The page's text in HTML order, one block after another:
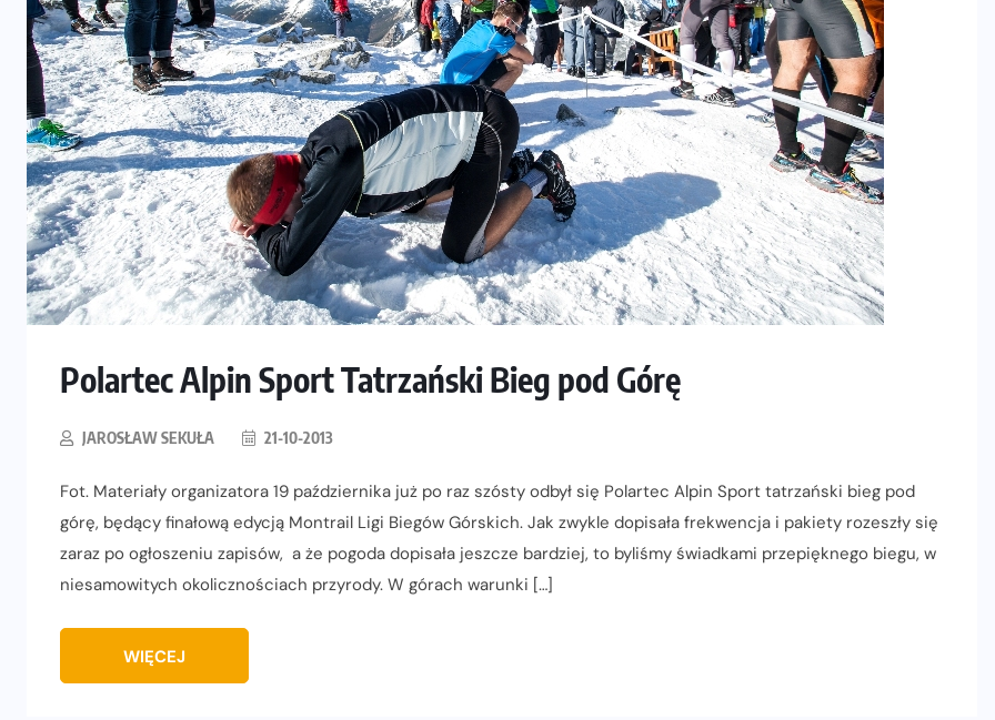
Polartec Alpin Sport Tatrzański Bieg pod Górę
JAROSŁAW SEKUŁA 21-10-2013
Fot. Materiały organizatora 19 października już po raz szósty odbył się Polartec Alpin Sport tatrzański bieg pod
górę, będący finałową edycją Montrail Ligi Biegów Górskich. Jak zwykle dopisała frekwencja i pakiety rozeszły się
zaraz po ogłoszeniu zapisów, a że pogoda dopisała jeszcze bardziej, to byliśmy świadkami przepięknego biegu, w
niesamowitych okolicznościach przyrody. W górach warunki […]
WIĘCEJ